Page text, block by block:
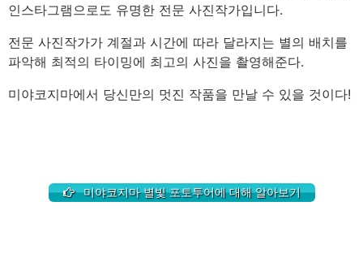
인스타그램으로도 유명한 전문 사진작가입니다.
전문 사진작가가 계절과 시간에 따라 달라지는 별의 배치를
파악해 최적의 타이밍에 최고의 사진을 촬영해준다.
미야코지마에서 당신만의 멋진 작품을 만날 수 있을 것이다!
미야코지마 별빛 포토투어에 대해 알아보기